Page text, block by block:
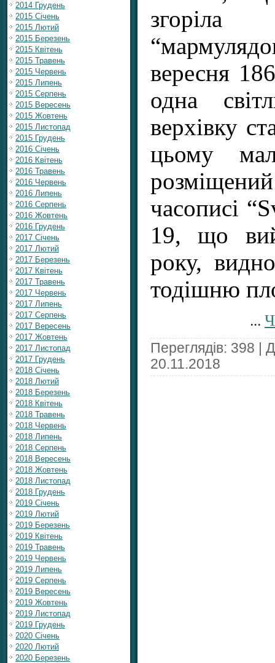
2014 Грудень
2015 Січень
2015 Лютий
2015 Березень
2015 Квітень
2015 Травень
2015 Червень
2015 Липень
2015 Серпень
2015 Вересень
2015 Жовтень
2015 Листопад
2015 Грудень
2016 Січень
2016 Квітень
2016 Травень
2016 Червень
2016 Липень
2016 Серпень
2016 Жовтень
2016 Грудень
2017 Січень
2017 Лютий
2017 Березень
2017 Квітень
2017 Травень
2017 Червень
2017 Липень
2017 Серпень
2017 Вересень
2017 Жовтень
2017 Листопад
2017 Грудень
2018 Січень
2018 Лютий
2018 Березень
2018 Квітень
2018 Травень
2018 Червень
2018 Липень
2018 Серпень
2018 Вересень
2018 Жовтень
2018 Листопад
2018 Грудень
2019 Січень
2019 Лютий
2019 Березень
2019 Квітень
2019 Травень
2019 Червень
2019 Липень
2019 Серпень
2019 Вересень
2019 Жовтень
2019 Листопад
2019 Грудень
2020 Січень
2020 Лютий
2020 Березень
вересня
одна
верхівку
цьому
часописі
19, що
року,
тодішню
...
Переглядів: 398 |
20.11.2018